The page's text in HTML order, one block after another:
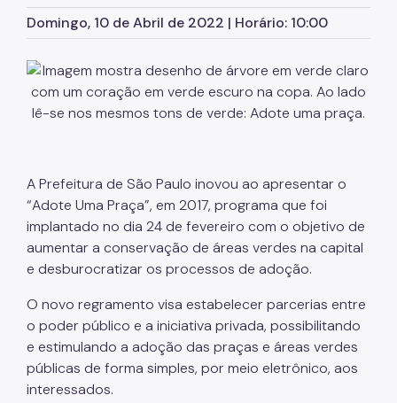
Autorização para Eventos
Zeladoria Urbana
Cata-Bagulho
Termo de Cooperação
Programa de Metas
Fale Conosco
Domingo, 10 de Abril de 2022 | Horário: 10:00
A Prefeitura de São Paulo inovou ao apresentar o
“Adote Uma Praça”, em 2017, programa que foi
implantado no dia 24 de fevereiro com o objetivo de
aumentar a conservação de áreas verdes na capital
e desburocratizar os processos de adoção.
O novo regramento visa estabelecer parcerias entre
o poder público e a iniciativa privada, possibilitando
e estimulando a adoção das praças e áreas verdes
públicas de forma simples, por meio eletrônico, aos
interessados.